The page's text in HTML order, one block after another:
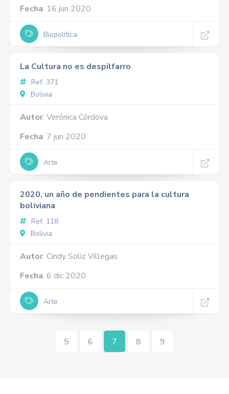
Fecha: 16 jun 2020
Biopolítica
La Cultura no es despilfarro
Ref. 371
Bolivia
Autor: Verónica Córdova
Fecha: 7 jun 2020
Arte
2020, un año de pendientes para la cultura
boliviana
Ref. 118
Bolivia
Autor: Cindy Soliz Villegas
Fecha: 6 dic 2020
Arte
5 6 7 8 9